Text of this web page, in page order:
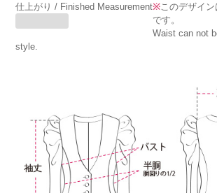
仕上がり / Finished Measurement※ このデザイ
です。
Waist can not
style.